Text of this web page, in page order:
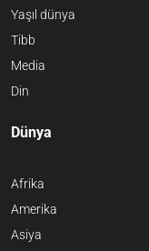
Yaşıl dünya
Tibb
Media
Din
Dünya
Afrika
Amerika
Asiya